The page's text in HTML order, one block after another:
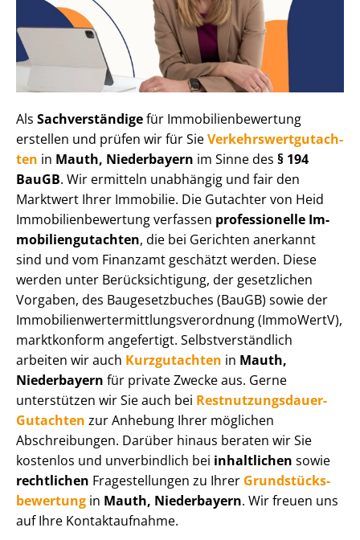
Als Sachverständigefür Im­mo­bi­li­en­be­wer­tung
erstellen und prüfen wir für SieVer­kehrs­wert­gut­ach­
ten in Mauth, Niederbayern im Sinne des § 194
BauGB. Wir ermitteln unabhängig und fair den
Marktwert Ihrer Immobilie. Die Gutachter von Heid
Im­mo­bi­li­en­be­wer­tung verfassen professionelle Im­
mo­bi­li­en­gut­ach­ten, die bei Gerichten anerkannt
sind und vom Finanzamt geschätzt werden. Diese
werden unter Be­rück­sich­ti­gung, der gesetzlichen
Vorgaben, des Baugesetzbuches (BauGB) sowie der
Im­mo­bi­li­en­wert­ermitt­lungs­ver­ord­nung (ImmoWertV),
marktkonform angefertigt. Selbst­ver­ständ­lich
arbeiten wir auch Kurzgutachten in Mauth,
Niederbayern für private Zwecke aus. Gerne
unterstützen wir Sie auch bei Rest­nut­zungs­dau­er-
Gutachten zur Anhebung Ihrer möglichen
Abschreibungen. Darüber hinaus beraten wir Sie
kostenlos und unverbindlich bei inhaltlichen sowie
rechtlichen Fragestellungen zu Ihrer Grund­stücks­
be­wer­tung in Mauth, Niederbayern. Wir freuen uns
auf Ihre Kontaktaufnahme.